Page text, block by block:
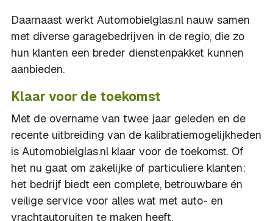
Daarnaast werkt Automobielglas.nl nauw samen
met diverse garagebedrijven in de regio, die zo
hun klanten een breder dienstenpakket kunnen
aanbieden.
Klaar voor de toekomst
Met de overname van twee jaar geleden en de
recente uitbreiding van de kalibratiemogelijkheden
is Automobielglas.nl klaar voor de toekomst. Of
het nu gaat om zakelijke of particuliere klanten:
het bedrijf biedt een complete, betrouwbare én
veilige service voor alles wat met auto- en
vrachtautoruiten te maken heeft.